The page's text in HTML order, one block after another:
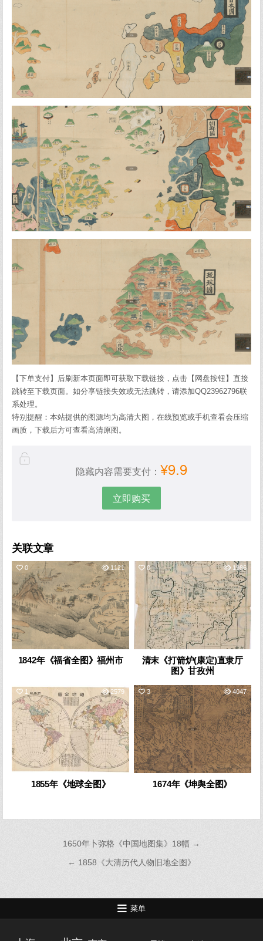
【下单支付】后刷新本页面即可获取下载链接，点击【网盘按钮】直接
跳转至下载页面。如分享链接失效或无法跳转，请添加QQ23962796联
系处理。
特别提醒：本站提供的图源均为高清大图，在线预览或手机查看会压缩
画质，下载后方可查看高清原图。
隐藏内容需要支付： ¥9.9
立即购买
关联文章
0 1121
1842年《福省全图》福州市
0 1986
清末《打箭炉(康定)直隶厅
图》甘孜州
1 2579
1855年《地球全图》
3 4047
1674年《坤舆全图》
航
1650年卜弥格《中国地图集》18幅 →
← 1858《大清历代人物旧地全图》
菜单